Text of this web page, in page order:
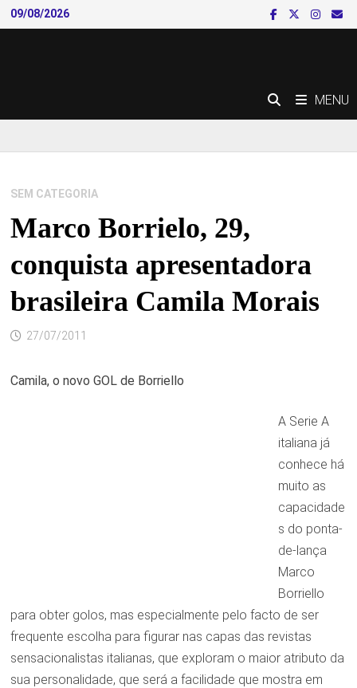
Skip
to
09/08/2026
MENU
SEM CATEGORIA
Marco Borrielo, 29,
conquista apresentadora
brasileira Camila Morais
27/07/2011
Camila, o novo GOL de Borriello
A Serie A
italiana já
conhece há
muito as
capacidade
s do ponta-
de-lança
Marco
Borriello
para obter golos, mas especialmente pelo facto de ser
frequente escolha para figurar nas capas das revistas
sensacionalistas italianas, que exploram o maior atributo da
sua personalidade, que será a facilidade que mostra em